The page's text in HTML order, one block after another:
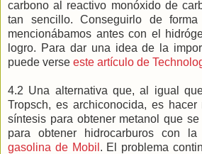
carbono al reactivo monóxido de
tan sencillo. Conseguirlo de
mencionábamos antes con el
logro. Para dar una idea de la
puede verse este artículo de
4.2 Una alternativa que, al igual
Tropsch, es archiconocida, es
síntesis para obtener metanol que
para obtener hidrocarburos con la
gasolina de Mobil . El problema